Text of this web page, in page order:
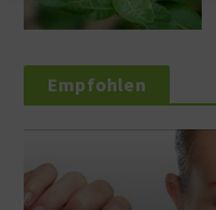
Empfohlen